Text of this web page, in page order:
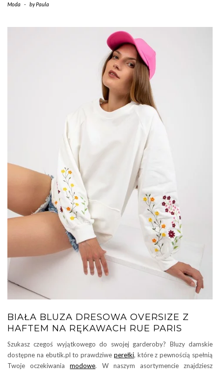
Moda - byPaula
BIAŁA BLUZA DRESOWA OVERSIZE Z
HAFTEM NA RĘKAWACH RUE PARIS
Szukasz czegoś wyjątkowego do swojej garderoby? Bluzy damskie
dostępne na ebutik.pl to prawdziwe perełki, które z pewnością spełnią
Twoje oczekiwaniamodowe. W naszym asortymencie znajdziesz